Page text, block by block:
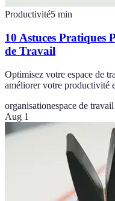
Productivité5 min
10 Astuces Pratiques
de Travail
Optimisez votre espace de
améliorer votre productivité
organisationespace de travail
Aug 1